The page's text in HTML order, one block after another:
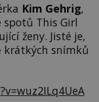
Kim Gehrig,
This Girl
ženy. Jisté je,
krátkých snímků